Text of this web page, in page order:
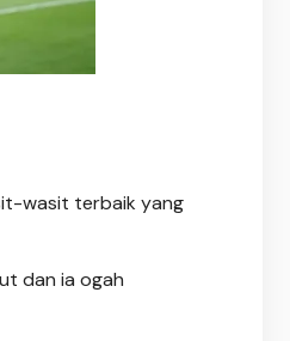
wasit terbaik yang
dan ia ogah